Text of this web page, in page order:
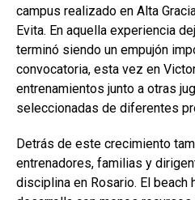
campus realizado en Alta
Evita. En aquella experiencia
terminó siendo un empujón
convocatoria, esta vez en
entrenamientos junto a otras
seleccionadas de diferentes
Detrás de este crecimiento
entrenadores, familias y
disciplina en Rosario. El beach